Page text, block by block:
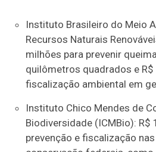
Instituto Brasileiro do Meio
Recursos Naturais
milhões para prevenir
quilômetros quadrados e
fiscalização ambiental em
Instituto Chico Mendes de
Biodiversidade (ICMBio): R$
prevenção e fiscalização